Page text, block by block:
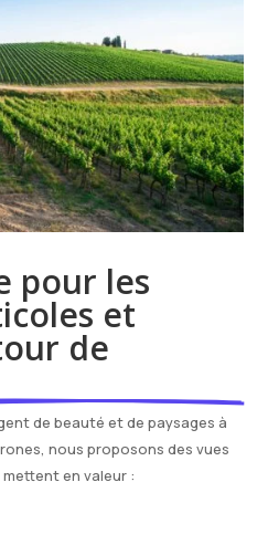
pour les
et
de
de beauté et de paysages à
nous proposons des vues
en valeur :